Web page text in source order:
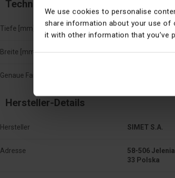
We use cookies to personalise
share information about your use of
it with other information that you’ve
Technische Daten
Tiefe [mm] 23
Breite [mm] 52
Genaue Farbe
Hersteller-Details
Hersteller SIMET S.A.
Adresse
58-506 Jelenia
33 Polska